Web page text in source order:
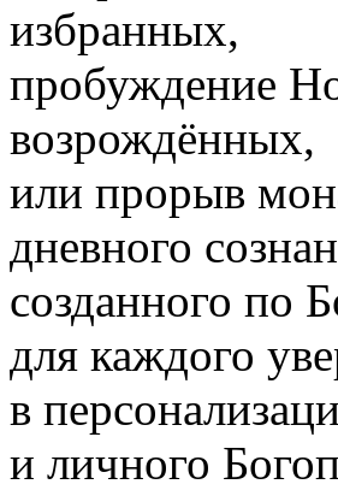
избранных,
пробуждение
возрождённых,
или прорыв
дневного
созданного по
для каждого
в
и личного